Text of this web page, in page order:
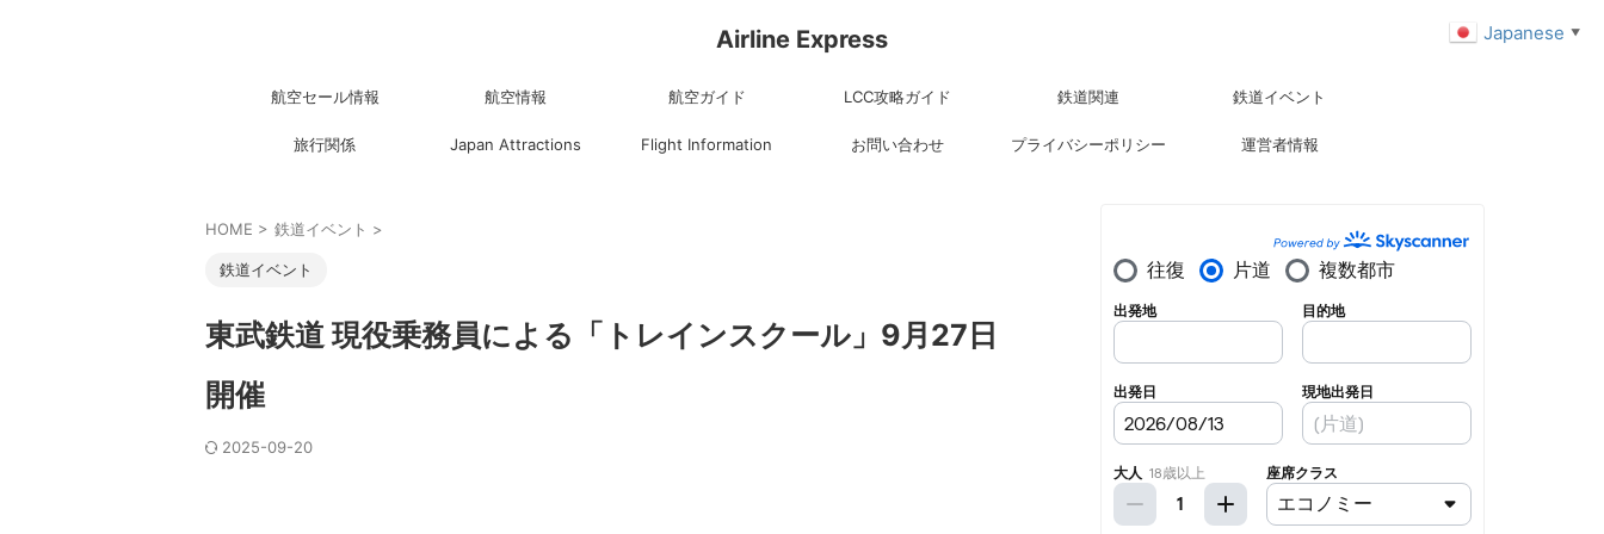
Airline Express
航空セール情報 航空情報 航空ガイド LCC攻略ガイド 鉄道関連 鉄道イベント
旅行関係 Japan Attractions Flight Information お問い合わせ プライバシーポリシー 運営者情報
HOME > 鉄道イベント >
鉄道イベント
東武鉄道 現役乗務員による「トレインスクール」9月27日
開催
2025-09-20
Japanese ▼